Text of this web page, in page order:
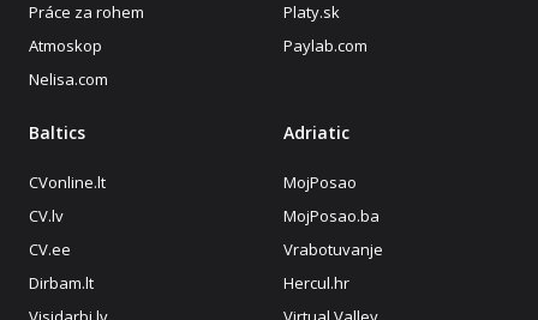
Práce za rohem
Atmoskop
Nelisa.com
Platy.sk
Paylab.com
Baltics
CVonline.lt
CV.lv
CV.ee
Dirbam.lt
Adriatic
MojPosao
MojPosao.ba
Vrabotuvanje
Hercul.hr